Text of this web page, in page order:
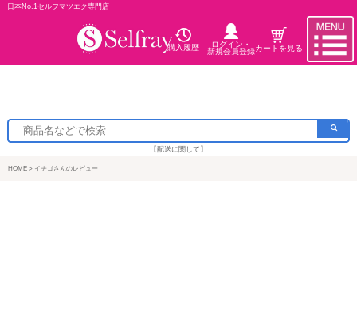
日本No.1セルフマツエク専門店
購入履歴
ログイン・
新規会員登録カートを見る
【配送に関して】
HOME イチゴさんのレビュー